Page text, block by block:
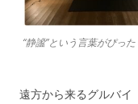
“静謐”という言葉がぴっ
遠方から来るグルバイ